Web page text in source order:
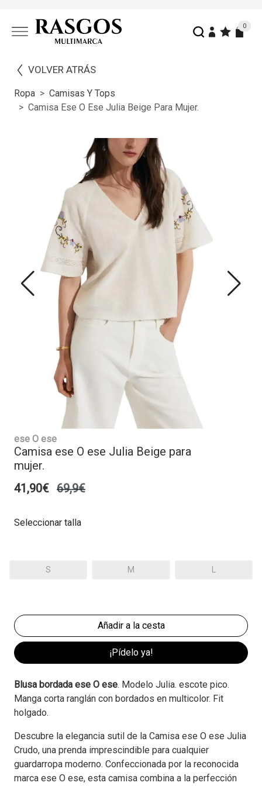
0
VOLVER ATRÁS
Ropa
Camisas Y Tops
Camisa Ese O Ese Julia Beige Para Mujer.
ese O ese
Camisa ese O ese Julia Beige para
mujer.
41,90€ 69,9€
Seleccionar talla
S M L
¡Pídelo ya!
Blusa bordada ese O ese. Modelo Julia. escote pico.
Manga corta ranglán con bordados en multicolor. Fit
holgado.
Descubre la elegancia sutil de la Camisa ese O ese Julia
Crudo, una prenda imprescindible para cualquier
guardarropa moderno. Confeccionada por la reconocida
marca ese O ese, esta camisa combina a la perfección